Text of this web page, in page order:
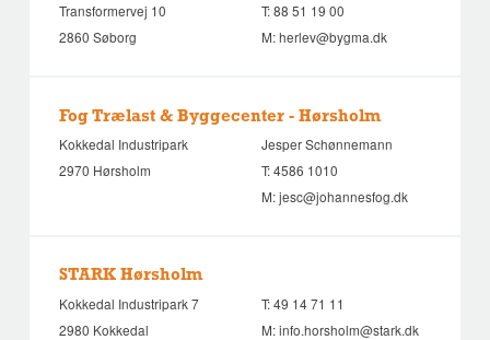
Transformervej 10
2860 Søborg
T:88 51 19 00
M:herlev@bygma.dk
Fog Trælast & Byggecenter - Hørsholm
Kokkedal Industripark
2970 Hørsholm
Jesper Schønnemann
T:4586 1010
M:jesc@johannesfog.dk
STARK Hørsholm
Kokkedal Industripark 7
2980 Kokkedal
T:49 14 71 11
M:info.horsholm@stark.dk